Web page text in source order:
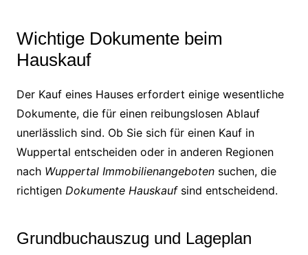
Wichtige Dokumente beim
Hauskauf
Der Kauf eines Hauses erfordert einige wesentliche
Dokumente, die für einen reibungslosen Ablauf
unerlässlich sind. Ob Sie sich für einen Kauf in
Wuppertal entscheiden oder in anderen Regionen
nach Wuppertal Immobilienangebotensuchen, die
richtigen Dokumente Hauskaufsind entscheidend.
Grundbuchauszug und Lageplan